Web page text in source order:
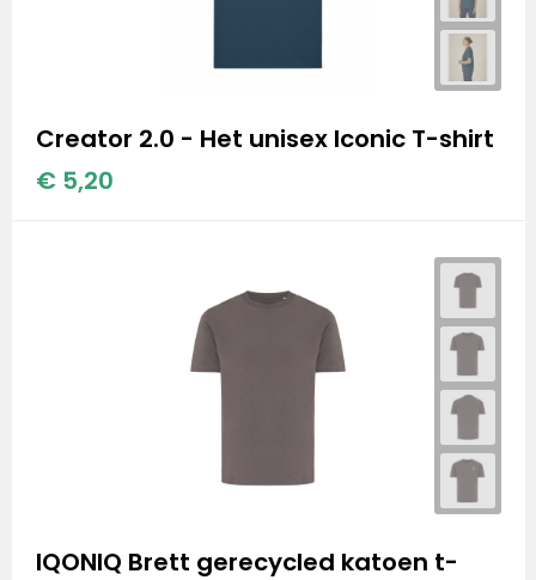
Creator 2.0 - Het unisex Iconic T-shirt
€ 5,20
IQONIQ Brett gerecycled katoen t-